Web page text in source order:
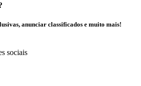
anunciar classificados e muito mais!
sociais